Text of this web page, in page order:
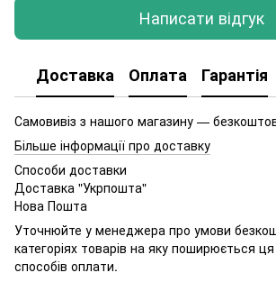
Написати відгук
Доставка Оплата Гарантія
Самовивіз з нашого магазину —
Більше інформації про доставку
Способи доставки
Доставка "Укрпошта"
Нова Пошта
Уточнюйте у менеджера про умови
категоріях товарів на яку поширюється
способів оплати.